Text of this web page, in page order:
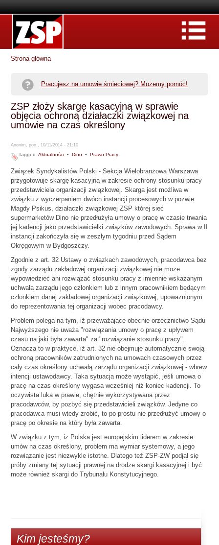
Strona główna
Pracujesz na umowie śmieciowej? Możemy pomóc!
ZSP złoży skargę kasacyjną w sprawie
objęcia ochroną działaczki związkowej na
umowie na czas określony
Anonim, pon., 10/11/2014 - 21:10
Tagged:Aktualności •Dino •Prawo Pracy
Związek Syndykalistów Polski - Sekcja Wielobranżowa Warszawa
przygotowuje skargę kasacyjną w zakresie ochrony stosunku pracy
przedstawiciela organizacji związkowej. Skarga jest możliwa w
związku z wyczerpaniem dwóch instancji procesowych w pozwie
Magdy Psikus, działaczki związkowej ZSP której sieć
supermarketów Dino nie przedłużyła umowy o pracę w czasie trwania
jej kadencji jako przedstawicielki związków zawodowych. Sprawa w II
instancji zakończyła się w zeszłym tygodniu przed Sądem
Okręgowym w Bydgoszczy.
Zgodnie z art. 32 Ustawy o związkach zawodowych, pracodawca bez
zgody zarządu zakładowej organizacji związkowej nie może
wypowiedzieć ani rozwiązać stosunku pracy z imiennie wskazanym
uchwałą zarządu jego członkiem lub z innym pracownikiem będącym
członkiem danej zakładowej organizacji związkowej, upoważnionym
do reprezentowania tej organizacji wobec pracodawcy.
Problem polega na tym, iż przeważające obecnie orzecznictwo Sądu
Najwyższego nie uważa "rozwiązania umowy o pracę z upływem
czasu na jaki była zawarta" za "rozwiązanie stosunku pracy".
Oznacza to w praktyce, iż art. 32 nie obejmuje automatycznie swoją
ochroną pracowników zatrudnionych na umowach czasowych przez
cały czas określony uchwałą zarządu organizacji związkowej - wbrew
intencji ustawodawcy. Taka sytuacja może wystąpić, jeśli umowa o
pracę na czas określony wygasa wcześniej niż koniec kadencji. To
oczywista luka w prawie, chętnie wykorzystywana przez
pracodawców, by pozbyć się przedstawicieli związków. Jedyne co
pracodawca musi wtedy zrobić, to po prostu nie przedłużyć umowy o
pracę po okresie na który była zawarta.
W związku z tym, iż Polska jest europejskim liderem w zakresie
umów na czas określony, problem ma wymiar systemowy, a jego
rozwiązanie jest niezwykle istotne. Dlatego też ZSP-ZW podjął się
próby zmiany tej sytuacji prawnej na drodze skargi kasacyjnej i być
może również skargi do Trybunału Konstytucyjnego.
Kim jesteśmy?